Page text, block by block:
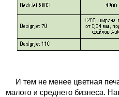
И тем не менее цветная
малого и среднего бизнеса.